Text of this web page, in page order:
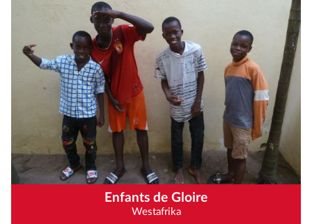
Enfants de Gloire
Westafrika